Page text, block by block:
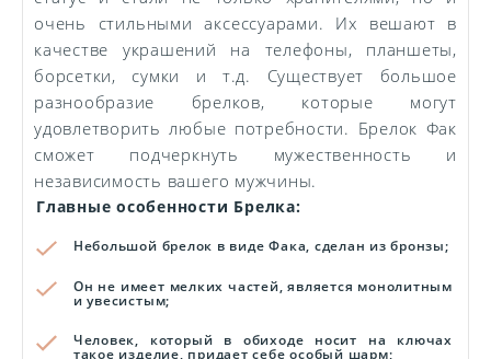
очень стильными аксессуарами. Их вешают в
качестве украшений на телефоны, планшеты,
борсетки, сумки и т.д. Существует большое
разнообразие брелков, которые могут
удовлетворить любые потребности. Брелок Фак
сможет подчеркнуть мужественность и
независимость вашего мужчины.
Главные особенности Брелка:
Небольшой брелок в виде Фака, сделан из бронзы;
Он не имеет мелких частей, является монолитным
и увесистым;
Человек, который в обиходе носит на ключах
такое изделие, придает себе особый шарм;